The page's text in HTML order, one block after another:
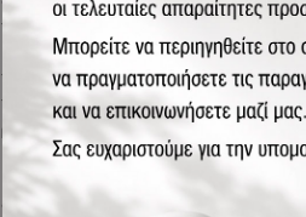
τουλάχιστον φαίνεται να επι-
βλέμμα και εκείνο το άλλο αίμα
τον θάνατο χρόνου δηλαδή:
τη μη αναπαραστατική,
ριζωματική- πρόσληψη της
βαρύτητας και του βάθους του
μοναδικού τραγικού αυτού
συνθλιβεί (σκληρή εκδοχή) ή